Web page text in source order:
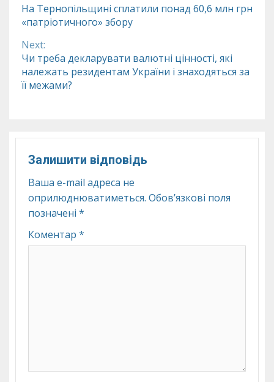
Reading
На Тернопільщині сплатили понад 60,6 млн грн
«патріотичного» збору
Next:
Чи треба декларувати валютні цінності, які
належать резидентам України і знаходяться за
її межами?
Залишити відповідь
Ваша e-mail адреса не
оприлюднюватиметься. Обов’язкові поля
позначені *
Коментар *